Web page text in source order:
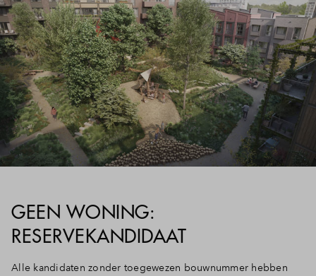
GEEN WONING:
RESERVEKANDIDAAT
Alle kandidaten zonder toegewezen bouwnummer hebben